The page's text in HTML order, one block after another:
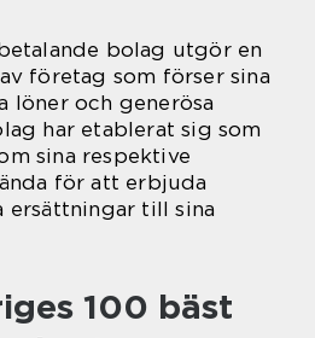
bolag utgör en
företag som förser sina
löner och generösa
har etablerat sig som
sina respektive
för att erbjuda
ersättningar till sina
100 bäst